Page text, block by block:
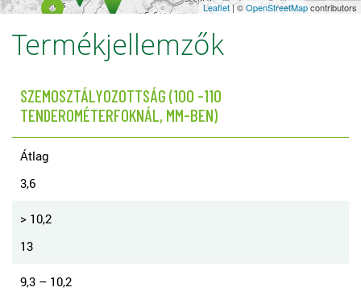
Leaflet | ©OpenStreetMapcontributors
Termékjellemzők
SZEMOSZTÁLYOZOTTSÁG (100 -110
TENDEROMÉTERFOKNÁL, MM-BEN)
Átlag
3,6
> 10,2
13
9,3 – 10,2